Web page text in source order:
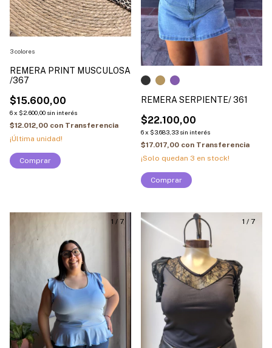
REMERA PRINT MUSCULOSA
/367
$15.600,00
6x $2.600,00 sin interés
$12.012,00 con Transferencia
¡Última unidad!
3 colores
Comprar
REMERA SERPIENTE/ 361
$22.100,00
6x $3.683,33 sin interés
$17.017,00 con Transferencia
¡Solo quedan 3 en stock!
Comprar
1 / 7 1 / 7